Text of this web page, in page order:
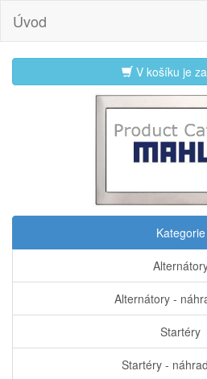
Úvod
V košíku je za
Kategorie
Alternátory -
Startéry
Startéry -